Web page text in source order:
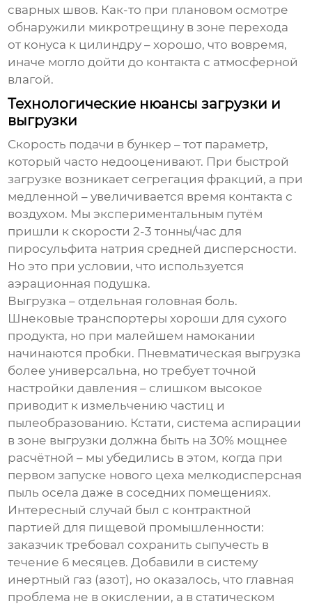
сварных швов. Как-то при плановом осмотре
обнаружили микротрещину в зоне перехода
от конуса к цилиндру – хорошо, что вовремя,
иначе могло дойти до контакта с атмосферной
влагой.
Технологические нюансы загрузки и
выгрузки
Скорость подачи в бункер – тот параметр,
который часто недооценивают. При быстрой
загрузке возникает сегрегация фракций, а при
медленной – увеличивается время контакта с
воздухом. Мы экспериментальным путём
пришли к скорости 2-3 тонны/час для
пиросульфита натрия средней дисперсности.
Но это при условии, что используется
аэрационная подушка.
Выгрузка – отдельная головная боль.
Шнековые транспортеры хороши для сухого
продукта, но при малейшем намокании
начинаются пробки. Пневматическая выгрузка
более универсальна, но требует точной
настройки давления – слишком высокое
приводит к измельчению частиц и
пылеобразованию. Кстати, система аспирации
в зоне выгрузки должна быть на 30% мощнее
расчётной – мы убедились в этом, когда при
первом запуске нового цеха мелкодисперсная
пыль осела даже в соседних помещениях.
Интересный случай был с контрактной
партией для пищевой промышленности:
заказчик требовал сохранить сыпучесть в
течение 6 месяцев. Добавили в систему
инертный газ (азот), но оказалось, что главная
проблема не в окислении, а в статическом